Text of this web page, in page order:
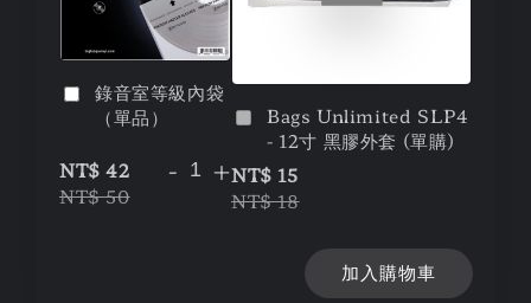
錄音室等級內袋
（單品）
NT$ 42
NT$ 50
- +
Bags Unlimited SLP4
- 12寸 黑膠外套 (單購)
NT$ 15
NT$ 18
加入購物車